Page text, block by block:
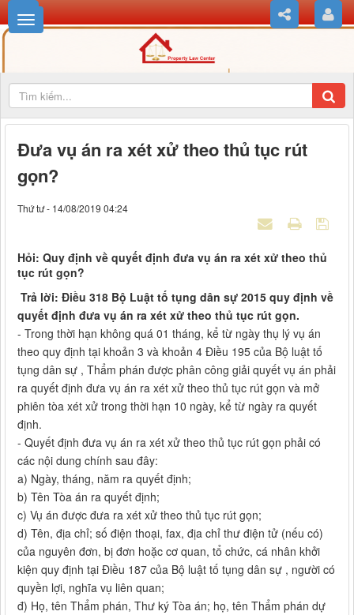
Đưa vụ án ra xét xử theo thủ tục rút
gọn?
Thứ tư - 14/08/2019 04:24
Hỏi: Quy định về quyết định đưa vụ án ra xét xử theo thủ
tục rút gọn?
Trả lời: Điều 318 Bộ Luật tố tụng dân sự 2015 quy định về
quyết định đưa vụ án ra xét xử theo thủ tục rút gọn.
- Trong thời hạn không quá 01 tháng, kể từ ngày thụ lý vụ án
theo quy định tại khoản 3 và khoản 4 Điều 195 của Bộ luật tố
tụng dân sự , Thẩm phán được phân công giải quyết vụ án phải
ra quyết định đưa vụ án ra xét xử theo thủ tục rút gọn và mở
phiên tòa xét xử trong thời hạn 10 ngày, kể từ ngày ra quyết
định.
- Quyết định đưa vụ án ra xét xử theo thủ tục rút gọn phải có
các nội dung chính sau đây:
a) Ngày, tháng, năm ra quyết định;
b) Tên Tòa án ra quyết định;
c) Vụ án được đưa ra xét xử theo thủ tục rút gọn;
d) Tên, địa chỉ; số điện thoại, fax, địa chỉ thư điện tử (nếu có)
của nguyên đơn, bị đơn hoặc cơ quan, tổ chức, cá nhân khởi
kiện quy định tại Điều 187 của Bộ luật tố tụng dân sự , người có
quyền lợi, nghĩa vụ liên quan;
đ) Họ, tên Thẩm phán, Thư ký Tòa án; họ, tên Thẩm phán dự